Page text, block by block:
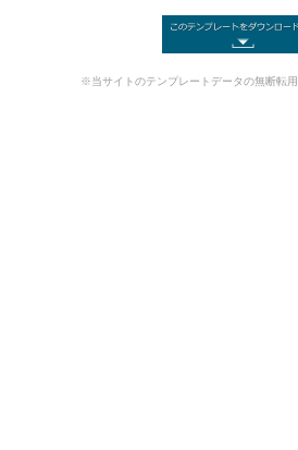
※当サイトのテンプレートデータの無断転用